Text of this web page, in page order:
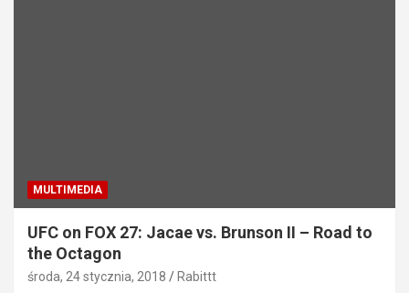
MULTIMEDIA
UFC on FOX 27: Jacae vs. Brunson II – Road to
the Octagon
środa, 24 stycznia, 2018 Rabittt